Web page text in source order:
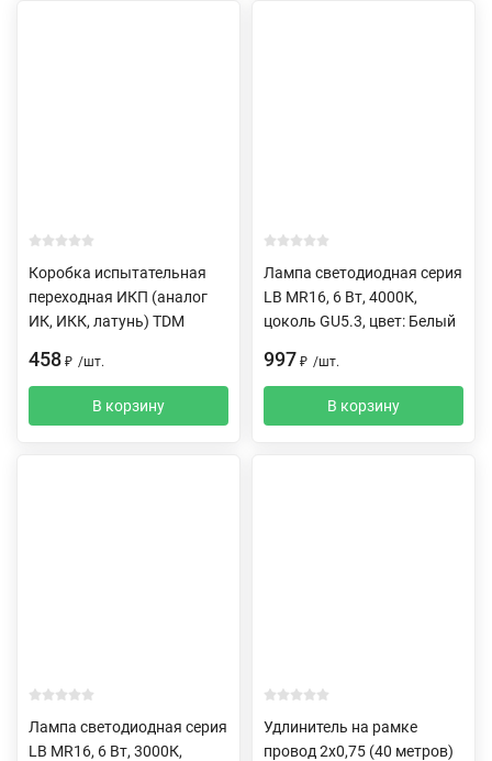
Коробка испытательная
переходная ИКП (аналог
ИК, ИКК, латунь) TDM
458 ₽ /шт.
В корзину
Лампа светодиодная серия
LB MR16, 6 Вт, 4000К,
цоколь GU5.3, цвет: Белый
997 ₽ /шт.
В корзину
Лампа светодиодная серия
LB MR16, 6 Вт, 3000К,
Удлинитель на рамке
провод 2х0,75 (40 метров)